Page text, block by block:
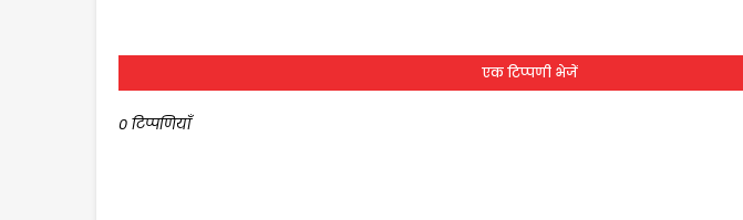
एक टिप्पणी भेजें
0 टिप्पणियाँ